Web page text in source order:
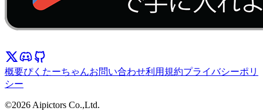
概要ぴくたーちゃんお問い合わせ利用規約プライバシーポリ
シー
©2026 Aipictors Co.,Ltd.